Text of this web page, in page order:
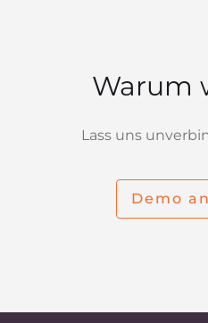
Warum
Lass uns
Demo